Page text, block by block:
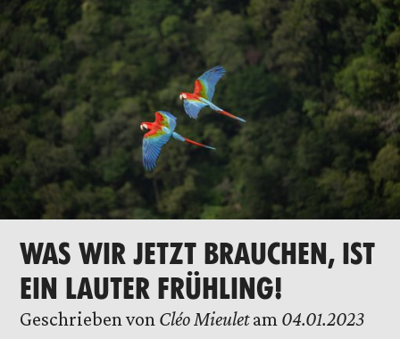
WAS WIR JETZT BRAUCHEN, IST
EIN LAUTER FRÜHLING!
Geschrieben von Cléo Mieuletam 04.01.2023